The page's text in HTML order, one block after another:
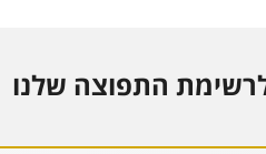
התפוצה שלנו